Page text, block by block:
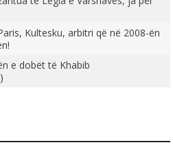
Kultesku, arbitri që në 2008-ën
e dobët të Khabib